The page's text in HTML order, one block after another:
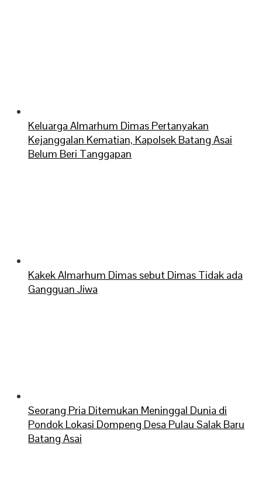
Keluarga Almarhum Dimas Pertanyakan
Kejanggalan Kematian, Kapolsek Batang Asai
Belum Beri Tanggapan
Kakek Almarhum Dimas sebut Dimas Tidak ada
Gangguan Jiwa
Seorang Pria Ditemukan Meninggal Dunia di
Pondok Lokasi Dompeng Desa Pulau Salak Baru
Batang Asai